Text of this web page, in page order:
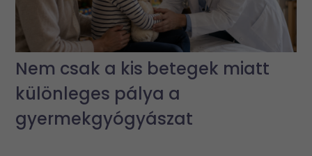
Nem csak a kis betegek miatt
különleges pálya a
gyermekgyógyászat